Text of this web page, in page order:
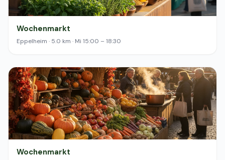
Wochenmarkt
Eppelheim · 5.0 km · Mi 15:00 – 18:30
Wochenmarkt